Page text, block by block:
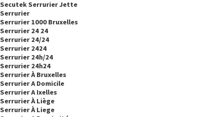
Secutek Serrurier Jette
Serrurier
Serrurier 1000 Bruxelles
Serrurier 24 24
Serrurier 24/24
Serrurier 2424
Serrurier 24h/24
Serrurier 24h24
Serrurier À Bruxelles
Serrurier A Domicile
Serrurier A Ixelles
Serrurier À Liège
Serrurier À Liege